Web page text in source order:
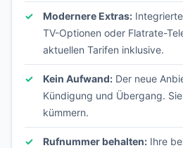
Modernere Extras:
TV-Optionen oder Flatrate-
aktuellen Tarifen inklusive.
Kein Aufwand: Der neue
Kündigung und Übergang.
kümmern.
Rufnummer behalten: Ihre